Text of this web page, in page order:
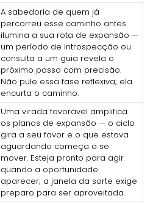
A sabedoria de quem já
percorreu esse caminho antes
ilumina a sua rota de expansão —
um período de introspecção ou
consulta a um guia revela o
próximo passo com precisão.
Não pule essa fase reflexiva; ela
encurta o caminho.
Uma virada favorável amplifica
os planos de expansão — o ciclo
gira a seu favor e o que estava
aguardando começa a se
mover. Esteja pronto para agir
quando a oportunidade
aparecer; a janela da sorte exige
preparo para ser aproveitada.